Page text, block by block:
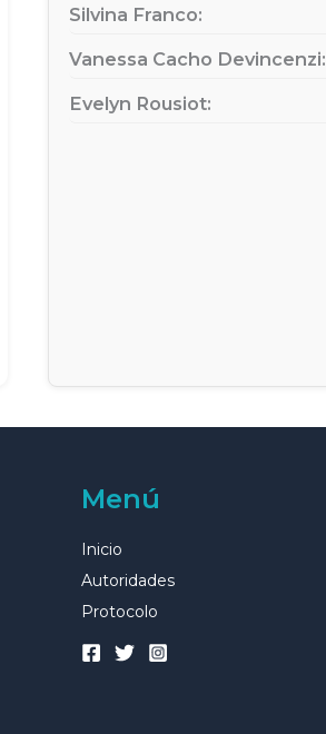
Silvina Franco:
Vanessa Cacho Devincenzi:
Evelyn Rousiot:
Menú
Inicio
Autoridades
Protocolo